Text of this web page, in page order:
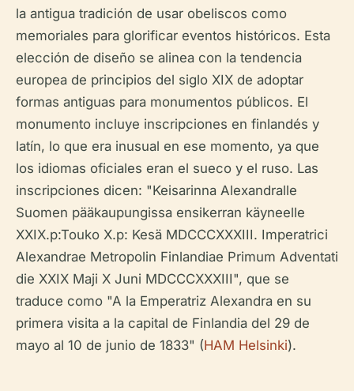
la antigua tradición de usar obeliscos como
memoriales para glorificar eventos históricos. Esta
elección de diseño se alinea con la tendencia
europea de principios del siglo XIX de adoptar
formas antiguas para monumentos públicos. El
monumento incluye inscripciones en finlandés y
latín, lo que era inusual en ese momento, ya que
los idiomas oficiales eran el sueco y el ruso. Las
inscripciones dicen: "Keisarinna Alexandralle
Suomen pääkaupungissa ensikerran käyneelle
XXIX.p:Touko X.p: Kesä MDCCCXXXIII. Imperatrici
Alexandrae Metropolin Finlandiae Primum Adventati
die XXIX Maji X Juni MDCCCXXXIII", que se
traduce como "A la Emperatriz Alexandra en su
primera visita a la capital de Finlandia del 29 de
mayo al 10 de junio de 1833" (HAM Helsinki).